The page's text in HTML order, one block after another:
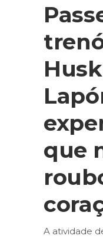
que
A atividade